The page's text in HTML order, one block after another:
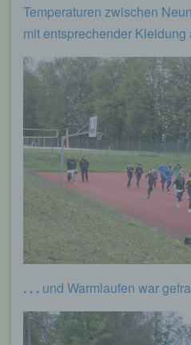
Temperaturen zwischen
mit entsprechender Kleidung
. . . und Warmlaufen war